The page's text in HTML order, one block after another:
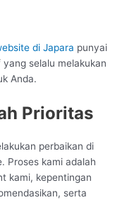
di Japara punyai
selalu melakukan
Anda.
Prioritas
perbaikan di
Proses kami adalah
kami, kepentingan
serta